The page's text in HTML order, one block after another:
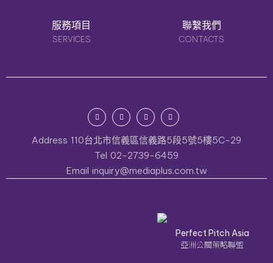
服務項目
SERVICES
聯繫我們
CONTACTS
Address 110台北市信義區信義路5段5號5樓5C-29
Tel 02-2739-6459
Email inquiry@mediaplus.com.tw
Perfect Pitch Asia
亞洲公關策略聯盟